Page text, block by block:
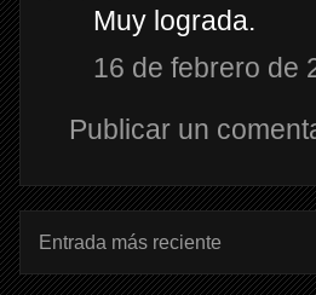
Muy lograda.
16 de febrero de
Publicar un
Entrada más reciente